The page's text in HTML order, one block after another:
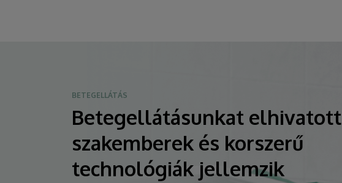
BETEGELLÁTÁS
Betegellátásunkat elhivatott
szakemberek és korszerű
technológiák jellemzik